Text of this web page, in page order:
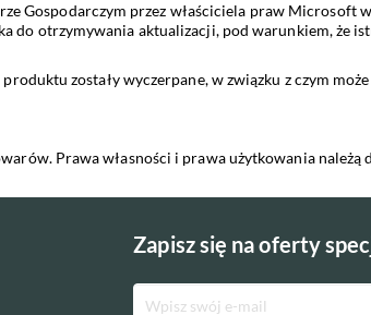
Gospodarczym przez właściciela praw Microsoft
do otrzymywania aktualizacji, pod warunkiem, że
zostały wyczerpane, w związku z czym
Prawa własności i prawa użytkowania należą
Zapisz się na oferty